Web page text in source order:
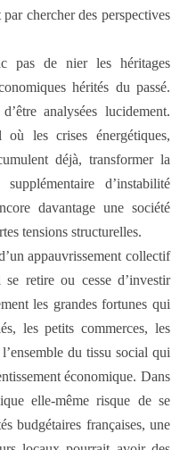
chercher des perspectives
pas de nier les héritages
hérités du passé.
analysées lucidement.
les crises énergétiques,
déjà, transformer la
d’instabilité
davantage une société
tensions structurelles.
appauvrissement collectif
retire ou cesse d’investir
les grandes fortunes qui
les petits commerces, les
du tissu social qui
économique. Dans
elle-même risque de se
budgétaires françaises, une